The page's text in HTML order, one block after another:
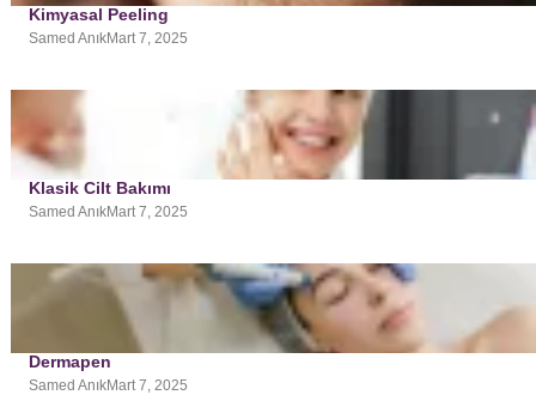
Kimyasal Peeling
Samed AnıkMart 7, 2025
Klasik Cilt Bakımı
Samed AnıkMart 7, 2025
Dermapen
Samed AnıkMart 7, 2025